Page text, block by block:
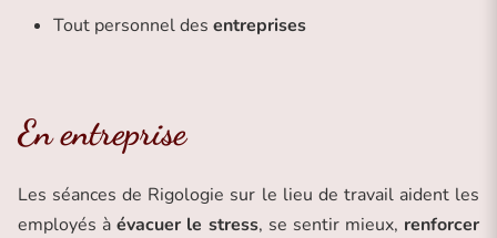
Tout personnel des entreprises
En entreprise
Les séances de Rigologie sur le lieu de travail aident les
employés àévacuer le stress, se sentir mieux, renforcer